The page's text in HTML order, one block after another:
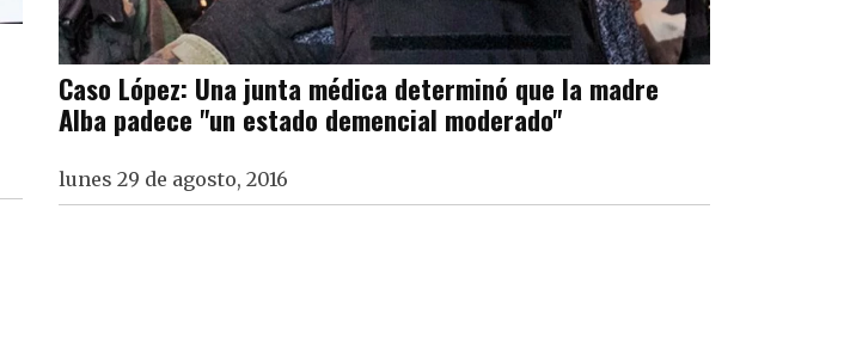
Caso López: Una junta médica determinó que la madre
Alba padece "un estado demencial moderado"
lunes 29 de agosto, 2016